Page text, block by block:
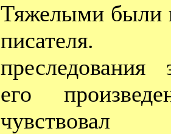
Тяжелыми были
писателя.
преследования
его